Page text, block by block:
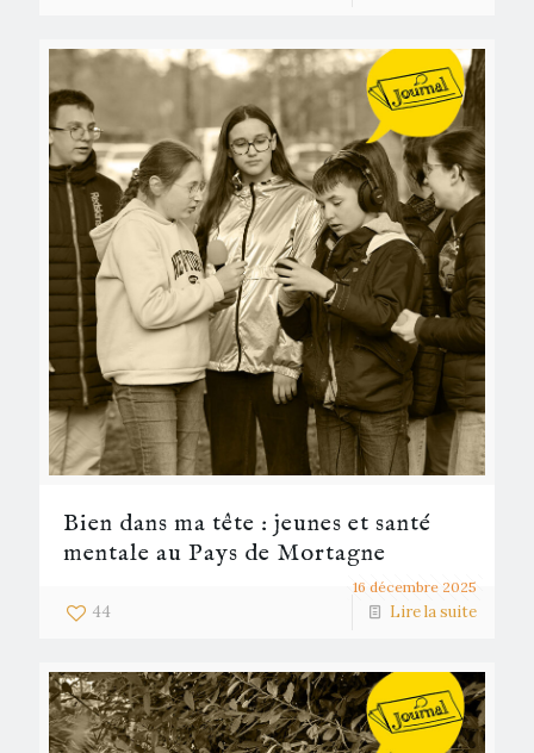
16 décembre 2025
Bien dans ma tête : jeunes et santé
mentale au Pays de Mortagne
44 Lire la suite